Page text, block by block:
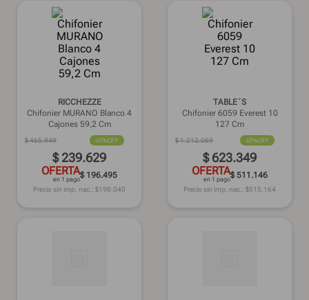
RICCHEZZE
Chifonier MURANO Blanco 4
Cajones 59,2 Cm
$465.949 49%OFF
$ 239.629
OFERTA
en 1 pago$ 196.495
Precio sin imp. nac.: $198.040
TABLE´S
Chifonier 6059 Everest 10
127 Cm
$1.212.069 49%OFF
$ 623.349
OFERTA
en 1 pago$ 511.146
Precio sin imp. nac.: $515.164